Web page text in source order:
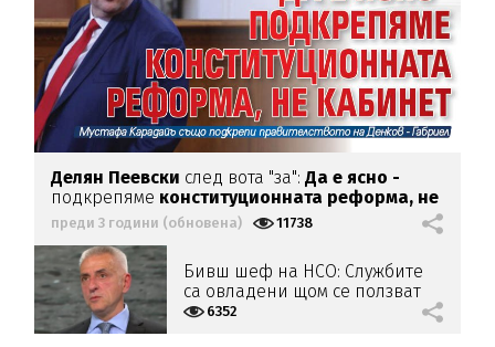
Делян Пеевски след вота "за":Да е ясно -
подкрепяме конституционната реформа, не
кабинет
преди 3 години (обновена) 11738
Бивш шеф на НСО: Службите
са овладени щом се ползват
на лично доверие
6352